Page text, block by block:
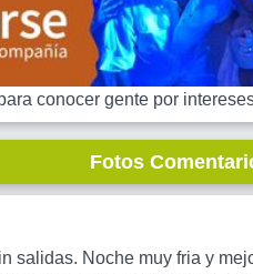
conocer gente por
Fotos
salidas. Noche muy fria y